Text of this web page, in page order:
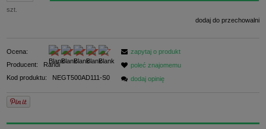
szt.
dodaj do przechowalni
Ocena:
Producent:
Randi
Kod produktu:
NEGT500AD111-S0
zapytaj o produkt
poleć znajomemu
dodaj opinię